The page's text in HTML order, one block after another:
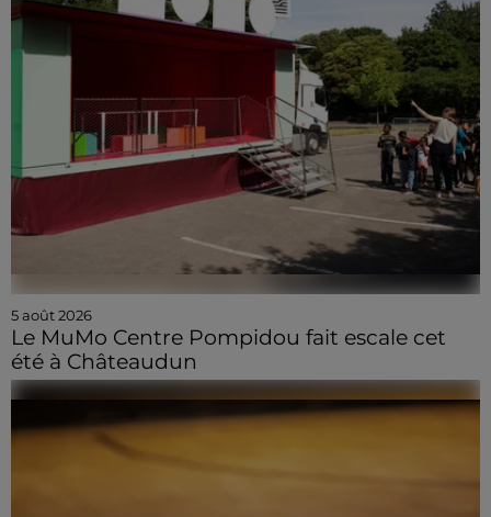
5 août 2026
Le MuMo Centre Pompidou fait escale cet
été à Châteaudun